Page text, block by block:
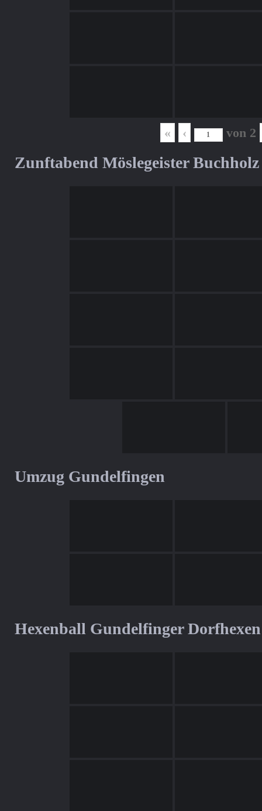
« ‹ von 2
Zunftabend Möslegeister Buchholz
Umzug Gundelfingen
Hexenball Gundelfinger Dorfhexen